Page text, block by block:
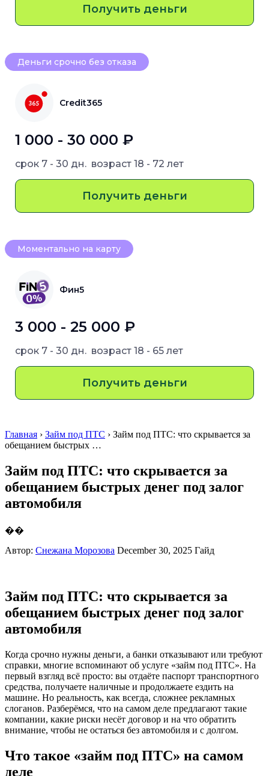
Получить деньги
Деньги срочно без отказа
Credit365
1 000 - 30 000 ₽
срок 7 - 30 дн. возраст 18 - 72 лет
Получить деньги
Моментально на карту
Фин5
3 000 - 25 000 ₽
срок 7 - 30 дн. возраст 18 - 65 лет
Получить деньги
Главная › Займ под ПТС › Займ под ПТС: что скрывается за
обещанием быстрых …
Займ под ПТС: что скрывается за
обещанием быстрых денег под залог
автомобиля
��
Автор: Снежана Морозова December 30, 2025 Гайд
Займ под ПТС: что скрывается за
обещанием быстрых денег под залог
автомобиля
Когда срочно нужны деньги, а банки отказывают или требуют
справки, многие вспоминают об услуге «займ под ПТС». На
первый взгляд всё просто: вы отдаёте паспорт транспортного
средства, получаете наличные и продолжаете ездить на
машине. Но реальность, как всегда, сложнее рекламных
слоганов. Разберёмся, что на самом деле предлагают такие
компании, какие риски несёт договор и на что обратить
внимание, чтобы не остаться без автомобиля и с долгом.
Что такое «займ под ПТС» на самом
деле